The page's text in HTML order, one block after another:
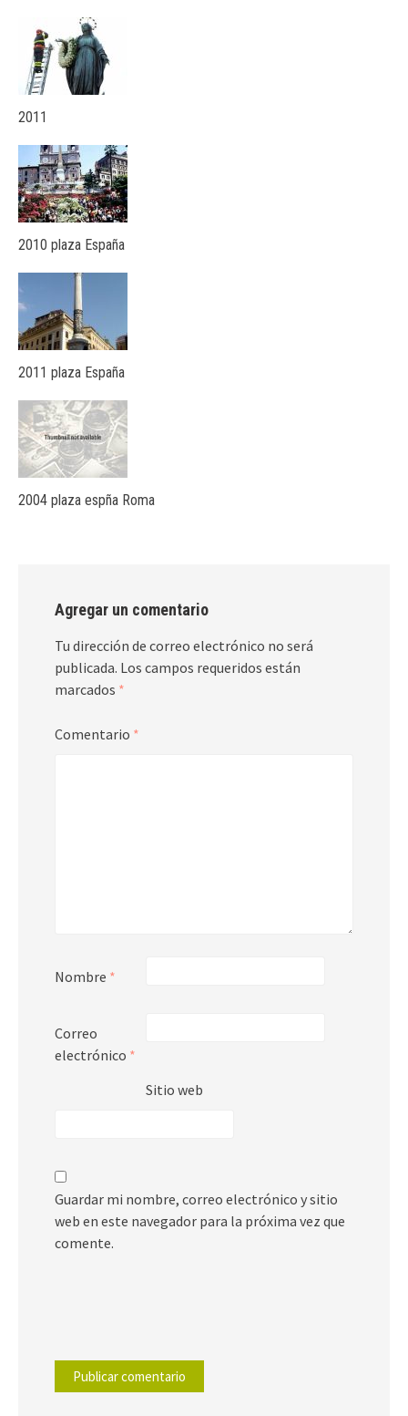
2011
2010 plaza España
2011 plaza España
2004 plaza espña Roma
Agregar un comentario
Tu dirección de correo electrónico no será
publicada. Los campos requeridos están
marcados *
Comentario *
Nombre *
Correo
electrónico *
Sitio web
Guardar mi nombre, correo electrónico y sitio
web en este navegador para la próxima vez que
comente.